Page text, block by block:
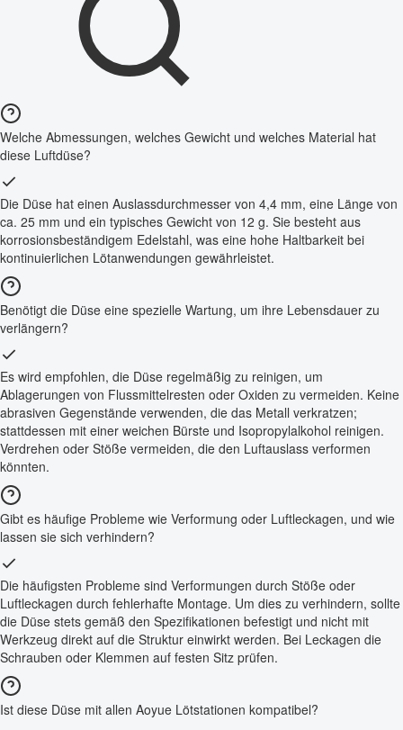
Welche Abmessungen, welches Gewicht und welches Material hat
diese Luftdüse?
Die Düse hat einen Auslassdurchmesser von 4,4 mm, eine Länge von
ca. 25 mm und ein typisches Gewicht von 12 g. Sie besteht aus
korrosionsbeständigem Edelstahl, was eine hohe Haltbarkeit bei
kontinuierlichen Lötanwendungen gewährleistet.
Benötigt die Düse eine spezielle Wartung, um ihre Lebensdauer zu
verlängern?
Es wird empfohlen, die Düse regelmäßig zu reinigen, um
Ablagerungen von Flussmittelresten oder Oxiden zu vermeiden. Keine
abrasiven Gegenstände verwenden, die das Metall verkratzen;
stattdessen mit einer weichen Bürste und Isopropylalkohol reinigen.
Verdrehen oder Stöße vermeiden, die den Luftauslass verformen
könnten.
Gibt es häufige Probleme wie Verformung oder Luftleckagen, und wie
lassen sie sich verhindern?
Die häufigsten Probleme sind Verformungen durch Stöße oder
Luftleckagen durch fehlerhafte Montage. Um dies zu verhindern, sollte
die Düse stets gemäß den Spezifikationen befestigt und nicht mit
Werkzeug direkt auf die Struktur einwirkt werden. Bei Leckagen die
Schrauben oder Klemmen auf festen Sitz prüfen.
Ist diese Düse mit allen Aoyue Lötstationen kompatibel?